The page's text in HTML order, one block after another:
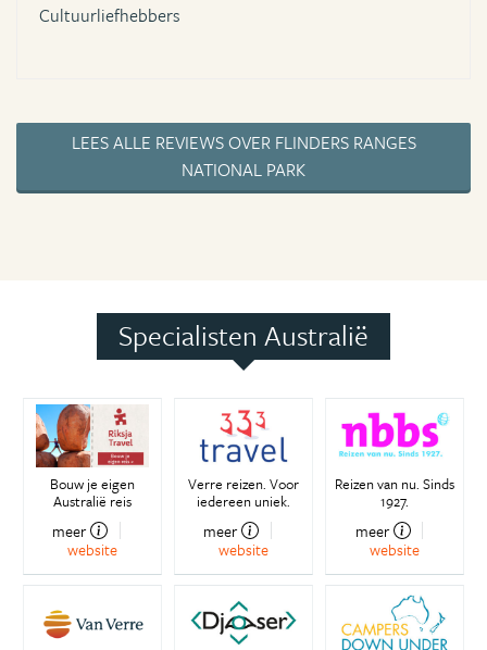
Cultuurliefhebbers
LEES ALLE REVIEWS OVER FLINDERS RANGES
NATIONAL PARK
Specialisten Australië
Bouw je eigen
Australië reis
meer
website
Verre reizen. Voor
iedereen uniek.
meer
website
Reizen van nu. Sinds
1927.
meer
website